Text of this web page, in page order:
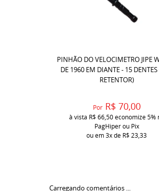
PINHÃO DO VELOCIMETRO JIPE
DE 1960 EM DIANTE - 15 DENTES
RETENTOR)
Por R$ 70,00
à vista R$ 66,50economize5%
PagHiper ou Pix
ou em3xde R$ 23,33
Carregando comentários ...